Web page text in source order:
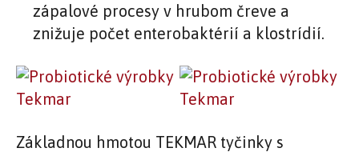
zápalové procesy v hrubom čreve a
znižuje počet enterobaktérií a klostrídií.
Základnou hmotou TEKMAR tyčinky s